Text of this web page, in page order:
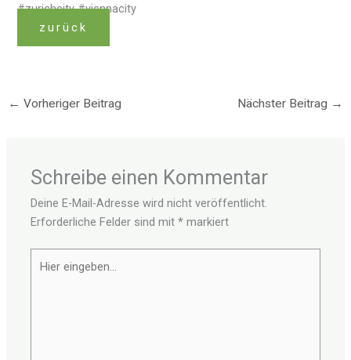
#zurichcity #viennacity
zurück
← Vorheriger Beitrag Nächster Beitrag →
Schreibe einen Kommentar
Deine E-Mail-Adresse wird nicht veröffentlicht.
Erforderliche Felder sind mit* markiert
eingeben…